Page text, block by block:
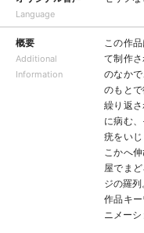
Language
概要
Additional
Information
この作
て制作
のなか
のもと
繰り返
に病む
疣をい
こかへ
屋でま
ジの羅列
作品キ
ニメー